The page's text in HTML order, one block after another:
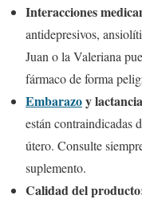
Interacciones
antidepresivos,
Juan o la Valeriana
fármaco de forma
Embarazoy
están contraindicadas
útero. Consulte
suplemento.
Calidad del